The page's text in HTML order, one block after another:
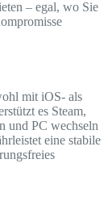
– egal, wo Sie
mit iOS- als
es Steam,
und PC wechseln
eine stabile